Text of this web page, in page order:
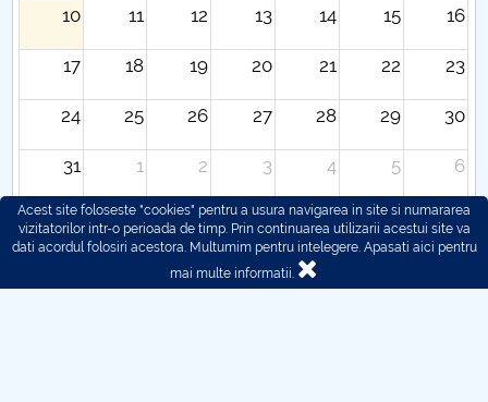
10 11 12 13 14 15 16
17 18 19 20 21 22 23
24 25 26 27 28 29 30
31 1 2 3 4 5 6
Acest site foloseste "cookies" pentru a usura navigarea in site si numararea
vizitatorilor intr-o perioada de timp. Prin continuarea utilizarii acestui site va
dati acordul folosiri acestora. Multumim pentru intelegere. Apasati aici pentru
mai multe informatii.